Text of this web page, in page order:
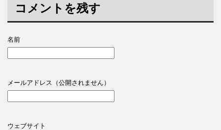
コメントを残す
名前
メールアドレス（公開されません）
ウェブサイト